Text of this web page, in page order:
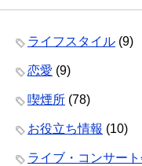
ライフスタイル (9)
恋愛 (9)
喫煙所 (78)
お役立ち情報 (10)
ライブ・コンサー